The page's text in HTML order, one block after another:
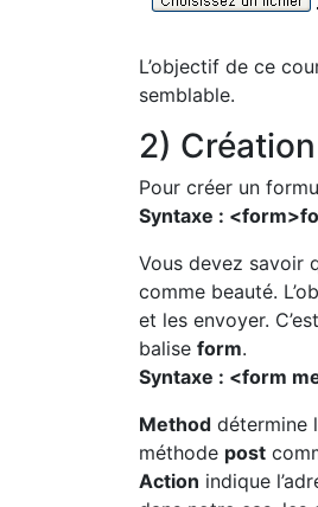
L’objectif de ce
semblable.
2)
Pour créer un
Syntaxe :
Vous devez savoir
comme beauté.
et les envoyer.
balise form.
Syntaxe : <form
Method détermine
méthode post
Action indique